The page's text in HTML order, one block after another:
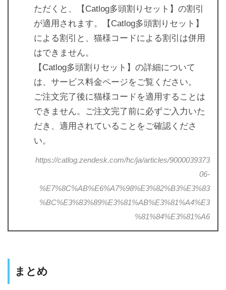
ただくと、【Catlog多頭割りセット】の割引
が適用されます。【Catlog多頭割りセット】
による割引と、猫様コードによる割引は併用
はできません。
【Catlog多頭割りセット】の詳細について
は、サービス料金ページをご覧ください。
ご注文完了後に猫様コードを適用することは
できません。ご注文完了前に必ずご入力いた
だき、適用されていることをご確認くださ
い。
https://catlog.zendesk.com/hc/ja/articles/9000039373
06-
%E7%8C%AB%E6%A7%98%E3%82%B3%E3%83
%BC%E3%83%89%E3%81%AB%E3%81%A4%E3
%81%84%E3%81%A6
まとめ